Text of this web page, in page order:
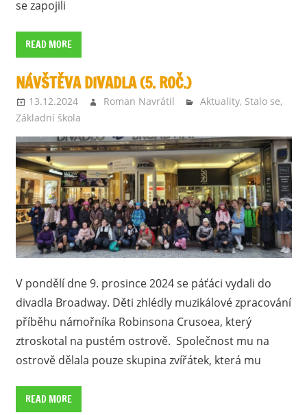
se zapojili
READ MORE
NÁVŠTĚVA DIVADLA (5. ROČ.)
13.12.2024 Roman Navrátil Aktuality, Stalo se,
Základní škola
V pondělí dne 9. prosince 2024 se páťáci vydali do
divadla Broadway. Děti zhlédly muzikálové zpracování
příběhu námořníka Robinsona Crusoea, který
ztroskotal na pustém ostrově. Společnost mu na
ostrově dělala pouze skupina zvířátek, která mu
READ MORE